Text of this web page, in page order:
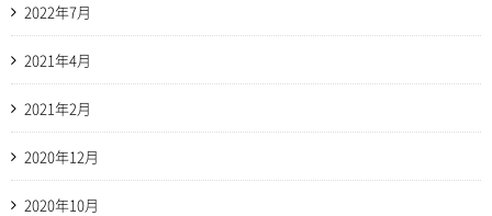
2022年7月
2021年4月
2021年2月
2020年12月
2020年10月